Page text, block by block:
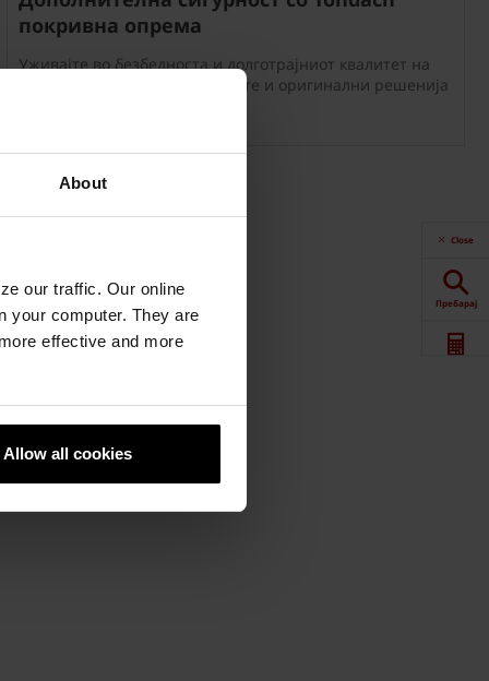
About
our traffic. Our online
your computer. They are
effective and more
Allow all cookies
покривна опрема
Уживајте во безбедноста и долготрајниот квалитет на
Вашиот покрив со сеопфатните и оригинални решенија
Close
Пребарај